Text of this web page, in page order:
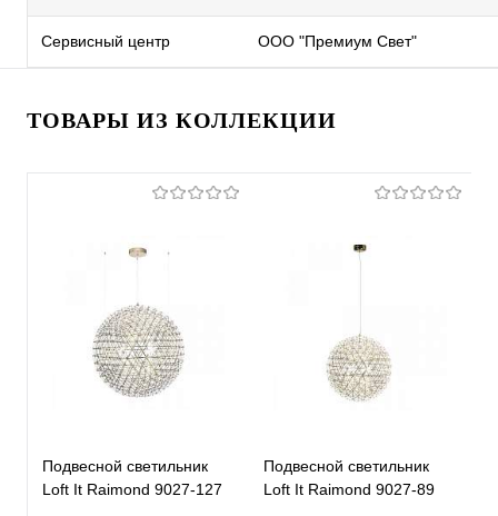
Сервисный центр ООО "Премиум Свет"
ТОВАРЫ ИЗ КОЛЛЕКЦИИ
Подвесной светильник
Loft It Raimond 9027-127
Подвесной светильник
Loft It Raimond 9027-89